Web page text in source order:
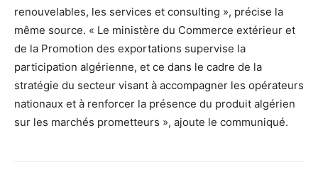
renouvelables, les services et consulting », précise la
même source. « Le ministère du Commerce extérieur et
de la Promotion des exportations supervise la
participation algérienne, et ce dans le cadre de la
stratégie du secteur visant à accompagner les opérateurs
nationaux et à renforcer la présence du produit algérien
sur les marchés prometteurs », ajoute le communiqué.